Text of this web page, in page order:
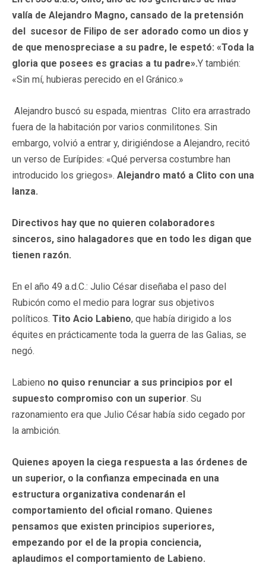
valía de Alejandro Magno, cansado de la pretensión
del sucesor de Filipo de ser adorado como un dios y
de que menospreciase a su padre, le espetó: «Toda la
gloria que posees es gracias a tu padre».Y también:
«Sin mí, hubieras perecido en el Gránico.»
Alejandro buscó su espada, mientras Clito era arrastrado
fuera de la habitación por varios conmilitones. Sin
embargo, volvió a entrar y, dirigiéndose a Alejandro, recitó
un verso de Eurípides: «Qué perversa costumbre han
introducido los griegos». Alejandro mató a Clito con una
lanza.
Directivos hay que no quieren colaboradores
sinceros, sino halagadores que en todo les digan que
tienen razón.
En el año 49 a.d.C.: Julio César diseñaba el paso del
Rubicón como el medio para lograr sus objetivos
políticos. Tito Acio Labieno, que había dirigido a los
équites en prácticamente toda la guerra de las Galias, se
negó.
Labieno no quiso renunciar a sus principios por el
supuesto compromiso con un superior. Su
razonamiento era que Julio César había sido cegado por
la ambición.
Quienes apoyen la ciega respuesta a las órdenes de
un superior, o la confianza empecinada en una
estructura organizativa condenarán el
comportamiento del oficial romano. Quienes
pensamos que existen principios superiores,
empezando por el de la propia conciencia,
aplaudimos el comportamiento de Labieno.